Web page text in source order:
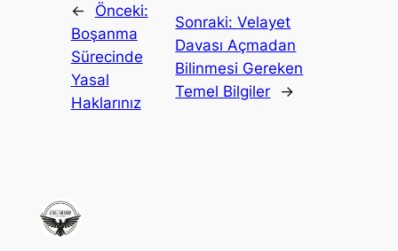
←
Önceki:
Boşanma
Sürecinde
Yasal
Haklarınız
Sonraki:Velayet
Davası Açmadan
Bilinmesi Gereken
Temel Bilgiler
→